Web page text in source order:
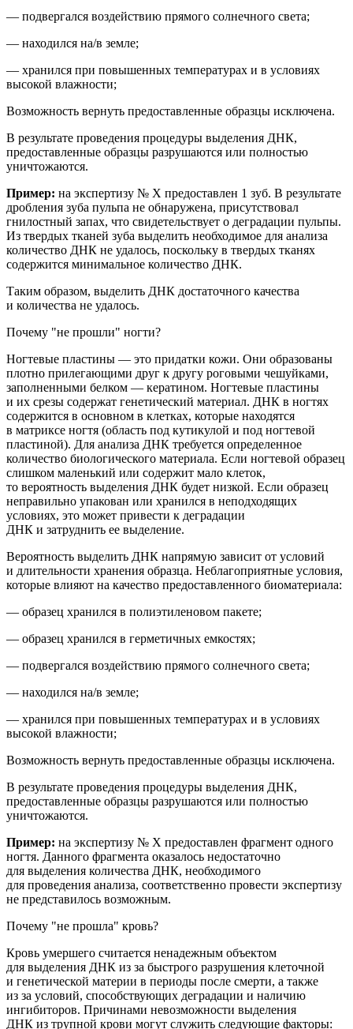
— подвергался воздействию прямого солнечного света;
— находился на/в земле;
— хранился при повышенных температурах и в условиях
высокой влажности;
Возможность вернуть предоставленные образцы исключена.
В результате проведения процедуры выделения ДНК,
предоставленные образцы разрушаются или полностью
уничтожаются.
Пример: на экспертизу № Х предоставлен 1 зуб. В результате
дробления зуба пульпа не обнаружена, присутствовал
гнилостный запах, что свидетельствует о деградации пульпы.
Из твердых тканей зуба выделить необходимое для анализа
количество ДНК не удалось, поскольку в твердых тканях
содержится минимальное количество ДНК.
Таким образом, выделить ДНК достаточного качества
и количества не удалось.
Почему "не прошли" ногти?
Ногтевые пластины — это придатки кожи. Они образованы
плотно прилегающими друг к другу роговыми чешуйками,
заполненными белком — кератином. Ногтевые пластины
и их срезы содержат генетический материал. ДНК в ногтях
содержится в основном в клетках, которые находятся
в матриксе ногтя (область под кутикулой и под ногтевой
пластиной). Для анализа ДНК требуется определенное
количество биологического материала. Если ногтевой образец
слишком маленький или содержит мало клеток,
то вероятность выделения ДНК будет низкой. Если образец
неправильно упакован или хранился в неподходящих
условиях, это может привести к деградации
ДНК и затруднить ее выделение.
Вероятность выделить ДНК напрямую зависит от условий
и длительности хранения образца. Неблагоприятные условия,
которые влияют на качество предоставленного биоматериала:
— образец хранился в полиэтиленовом пакете;
— образец хранился в герметичных емкостях;
— подвергался воздействию прямого солнечного света;
— находился на/в земле;
— хранился при повышенных температурах и в условиях
высокой влажности;
Возможность вернуть предоставленные образцы исключена.
В результате проведения процедуры выделения ДНК,
предоставленные образцы разрушаются или полностью
уничтожаются.
Пример: на экспертизу № Х предоставлен фрагмент одного
ногтя. Данного фрагмента оказалось недостаточно
для выделения количества ДНК, необходимого
для проведения анализа, соответственно провести экспертизу
не представилось возможным.
Почему "не прошла" кровь?
Кровь умершего считается ненадежным объектом
для выделения ДНК из за быстрого разрушения клеточной
и генетической материи в периоды после смерти, а также
из за условий, способствующих деградации и наличию
ингибиторов. Причинами невозможности выделения
ДНК из трупной крови могут служить следующие факторы: